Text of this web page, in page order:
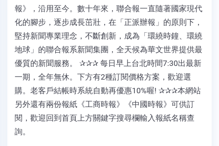
報》，沿用至今。數十年來，聯合報一直隨著國家現代
化的腳步，逐步成長茁壯，在「正派辦報」的原則下，
堅持新聞專業理念，不斷創新，成為「環繞時鐘、環繞
地球」的聯合報系新聞集團，全天候為華文世界提供最
優質的新聞服務。 ✰✰✰ 每日早上台北時間7:30出最新
一期，全年無休。下方有2種訂閱價格方案，歡迎選
購。老客戶結帳時系統自動再優惠10%喔! ✰✰✰本網站
另外還有兩份報紙《工商時報》《中國時報》可供訂
閱，歡迎回到首頁上方關鍵字搜尋欄輸入報紙名稱查
詢。